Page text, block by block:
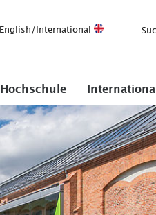
English/International
Hochschule International